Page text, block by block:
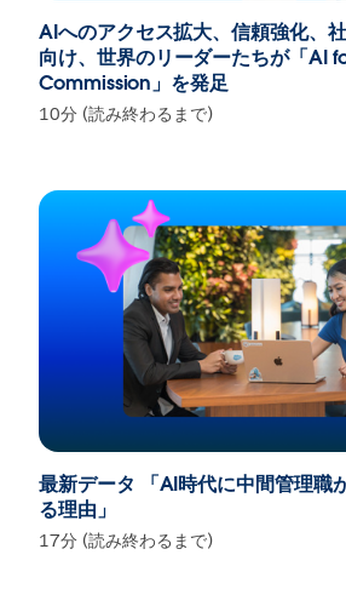
AIへのアクセス拡大、信頼強化、
向け、世界のリーダーたちが「AI
Commission」を発足
10分 (読み終わるまで)
最新データ 「AI時代に中間管理職
る理由」
17分 (読み終わるまで)